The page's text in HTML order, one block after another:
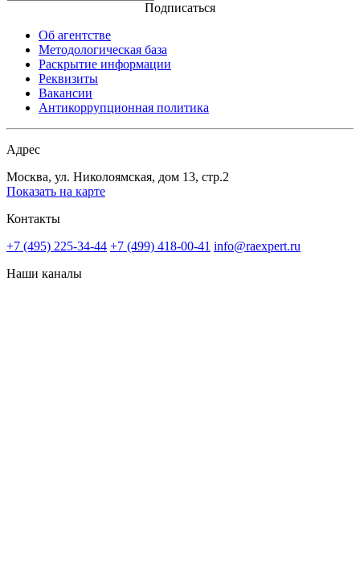
Подписаться
Об агентстве
Методологическая база
Раскрытие информации
Реквизиты
Вакансии
Антикоррупционная политика
Адрес
Москва, ул. Николоямская, дом 13, стр.2
Показать на карте
Контакты
+7 (495) 225-34-44 +7 (499) 418-00-41 info@raexpert.ru
Наши каналы